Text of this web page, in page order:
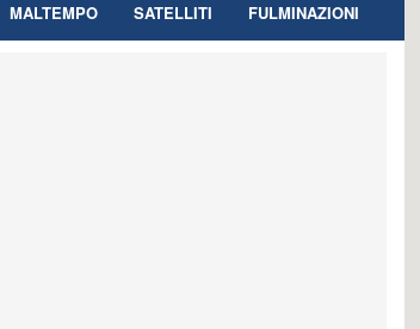
MALTEMPO SATELLITI FULMINAZIONI